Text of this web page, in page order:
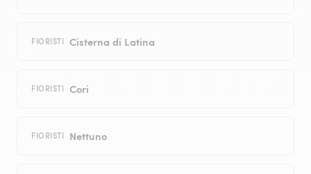
FIORISTI Cisterna di Latina
FIORISTI Cori
FIORISTI Nettuno